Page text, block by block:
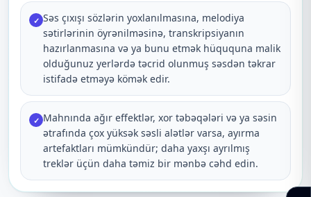
✓ Səs çıxışı sözlərin yoxlanılmasına, melodiya
sətirlərinin öyrənilməsinə, transkripsiyanın
hazırlanmasına və ya bunu etmək hüququna malik
olduğunuz yerlərdə təcrid olunmuş səsdən təkrar
istifadə etməyə kömək edir.
✓ Mahnında ağır effektlər, xor təbəqələri və ya səsin
ətrafında çox yüksək səsli alətlər varsa, ayırma
artefaktları mümkündür; daha yaxşı ayrılmış
treklər üçün daha təmiz bir mənbə cəhd edin.